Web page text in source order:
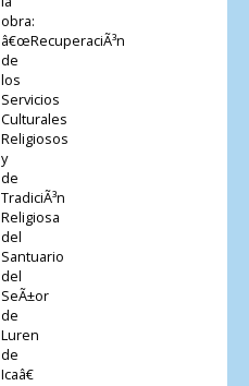
obra:
â€œRecuperaciÃ³n
de
los
Servicios
Culturales
Religiosos
y
de
TradiciÃ³n
Religiosa
del
Santuario
del
SeÃ±or
de
Luren
de
Icaâ€